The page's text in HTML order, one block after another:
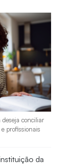
conciliar
profissionais
da